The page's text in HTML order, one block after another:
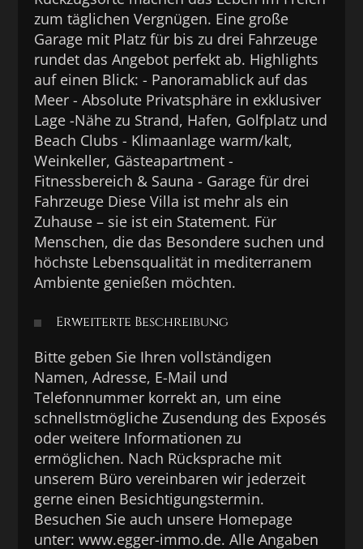
zum täglichen Vergnügen. Eine große
Garage mit Platz für bis zu drei Fahrzeuge
rundet das Angebot perfekt ab. Highlights
auf einen Blick: - Panoramablick auf das
Meer - Absolute Privatsphäre in exklusiver
Lage -Nähe zu Strand, Hafen, Golfplatz und
Beach Clubs - Klimaanlage warm/kalt,
Weinkeller, Gästeapartment -
Fitnessbereich & Sauna - Garage für drei
Fahrzeuge Diese Villa ist mehr als ein
Zuhause – sie ist ein Statement. Für
Menschen, die das Besondere suchen und
höchste Lebensqualität in mediterranem
Ambiente genießen möchten.
Erweiterte Beschreibung
Bitte geben Sie Ihren vollständigen
Namen, Adresse, E-Mail und
Telefonnummer korrekt an, um eine
schnellstmögliche Zusendung des Exposés
oder weitere Informationen zu
ermöglichen. Nach Rücksprache mit
unserem Büro vereinbaren wir jederzeit
gerne einen Besichtigungstermin.
Besuchen Sie auch unsere Homepage
unter: www.egger-immo.de. Alle Angaben